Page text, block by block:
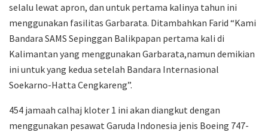
selalu lewat apron, dan untuk pertama kalinya tahun ini
menggunakan fasilitas Garbarata. Ditambahkan Farid “Kami
Bandara SAMS Sepinggan Balikpapan pertama kali di
Kalimantan yang menggunakan Garbarata,namun demikian
ini untuk yang kedua setelah Bandara Internasional
Soekarno-Hatta Cengkareng”.
454 jamaah calhaj kloter 1 ini akan diangkut dengan
menggunakan pesawat Garuda Indonesia jenis Boeing 747-